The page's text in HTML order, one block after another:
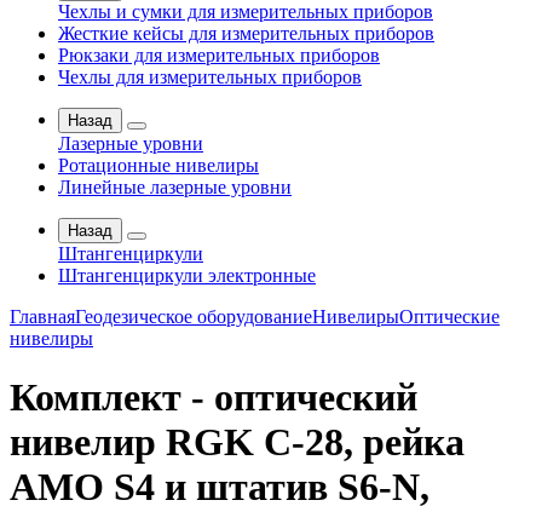
Чехлы и сумки для измерительных приборов
Жесткие кейсы для измерительных приборов
Рюкзаки для измерительных приборов
Чехлы для измерительных приборов
Назад
Лазерные уровни
Ротационные нивелиры
Линейные лазерные уровни
Назад
Штангенциркули
Штангенциркули электронные
ГлавнаяГеодезическое оборудованиеНивелирыОптические
нивелиры
Комплект - оптический
нивелир RGK C-28, рейка
AMO S4 и штатив S6-N,